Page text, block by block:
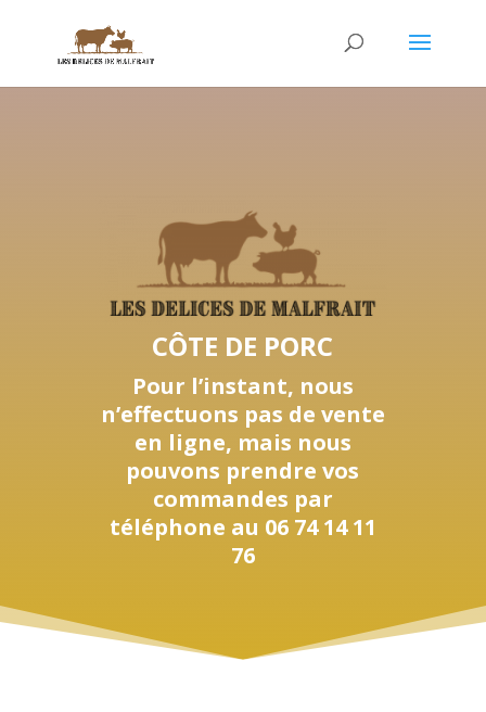
CÔTE DE PORC
Pour l’instant, nous
n’effectuons pas de vente
en ligne, mais nous
pouvons prendre vos
commandes par
téléphone au 06 74 14 11
76